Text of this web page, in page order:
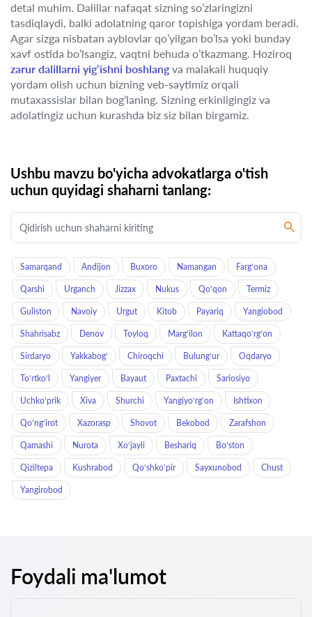
detal muhim. Dalillar nafaqat sizning so’zlaringizni
tasdiqlaydi, balki adolatning qaror topishiga yordam beradi.
Agar sizga nisbatan ayblovlar qo’yilgan bo’lsa yoki bunday
xavf ostida bo’lsangiz, vaqtni behuda o’tkazmang. Hoziroq
zarur dalillarni yig‘ishni boshlangva malakali huquqiy
yordam olish uchun bizning veb-saytimiz orqali
mutaxassislar bilan bog’laning. Sizning erkinligingiz va
adolatingiz uchun kurashda biz siz bilan birgamiz.
Ushbu mavzu bo'yicha advokatlarga o'tish
uchun quyidagi shaharni tanlang:
Samarqand Andijon Buxoro Namangan Farg‘ona
Qarshi Urganch Jizzax Nukus Qo‘qon Termiz
Guliston Navoiy Urgut Kitob Payariq Yangiobod
Shahrisabz Denov Toyloq Marg‘ilon Kattaqo‘rg‘on
Sirdaryo Yakkabog‘ Chiroqchi Bulung‘ur Oqdaryo
To‘rtko‘l Yangiyer Bayaut Paxtachi Sariosiyo
Uchkoʻprik Xiva Shurchi Yangiyo‘rg‘on Ishtixon
Qo‘ng‘irot Xazorasp Shovot Bekobod Zarafshon
Qamashi Nurota Xo‘jayli Beshariq Bo‘ston
Qiziltepa Kushrabod Qo‘shko‘pir Sayxunobod Chust
Yangirobod
Foydali ma'lumot